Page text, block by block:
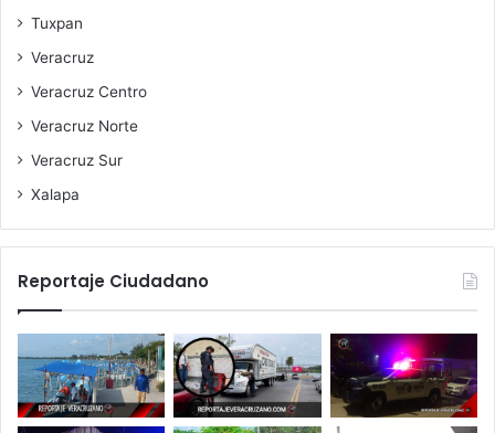
Tuxpan
Veracruz
Veracruz Centro
Veracruz Norte
Veracruz Sur
Xalapa
Reportaje Ciudadano